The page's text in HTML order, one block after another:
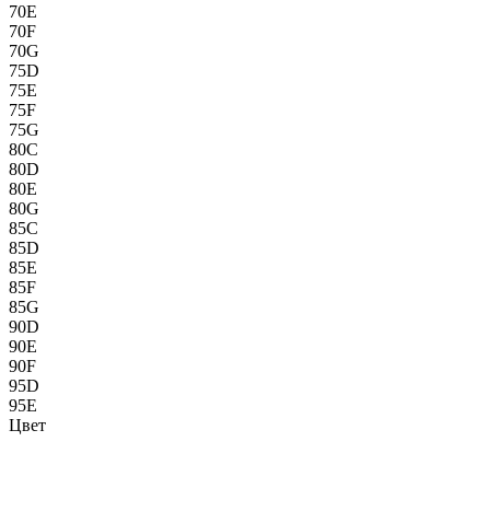
70E
70F
70G
75D
75E
75F
75G
80C
80D
80E
80G
85C
85D
85E
85F
85G
90D
90E
90F
95D
95E
Цвет